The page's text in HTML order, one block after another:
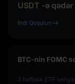
USDT -ə qədər
İndi Qoşulun
BTC-nin FOMC
3 həftəlik ETF